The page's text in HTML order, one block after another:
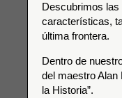
Descubrimos las
características,
última frontera.
Dentro de
del maestro Alan
la Historia”.